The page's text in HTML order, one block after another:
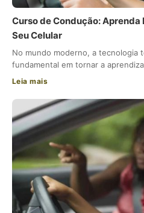
Curso de Condução:
Seu Celular
No mundo moderno, a tecnologia
fundamental em tornar a
Leia mais